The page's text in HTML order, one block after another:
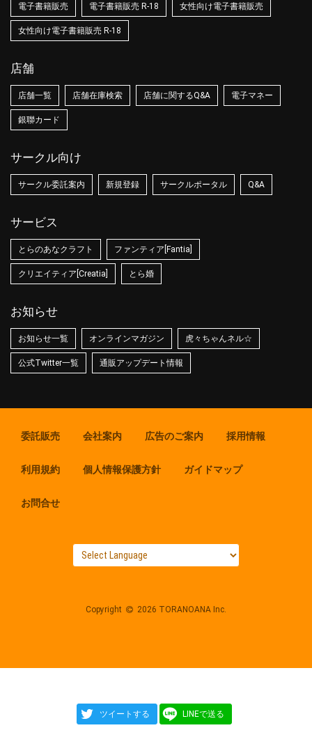
ツイートする LINEで送る
電子書籍販売 電子書籍販売 R-18 女性向け電子書籍販売
女性向け電子書籍販売 R-18
店舗
店舗一覧 店舗在庫検索 店舗に関するQ&A 電子マネー
銀聯カード
サークル向け
サークル委託案内 新規登録 サークルポータル Q&A
サービス
とらのあなクラフト ファンティア[Fantia]
クリエイティア[Creatia] とら婚
お知らせ
お知らせ一覧 オンラインマガジン 虎々ちゃんネル☆
公式Twitter一覧 通販アップデート情報
委託販売 会社案内 広告のご案内 採用情報
利用規約 個人情報保護方針 ガイドマップ
お問合せ
Copyright 2026 TORANOANA Inc.